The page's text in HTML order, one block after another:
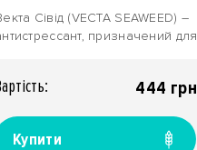
Сівід (VECTA SEAWEED) –
призначений для
444 грн
Купити